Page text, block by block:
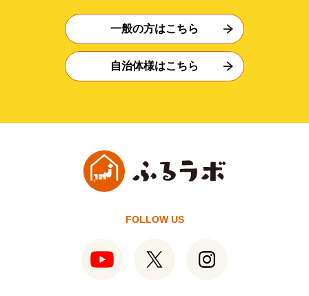
一般の方はこちら
自治体様はこちら
FOLLOW US